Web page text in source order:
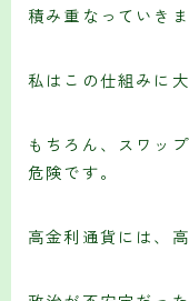
積み重なっていきま
私はこの仕組みに
もちろん、スワッ
危険です。
高金利通貨には、